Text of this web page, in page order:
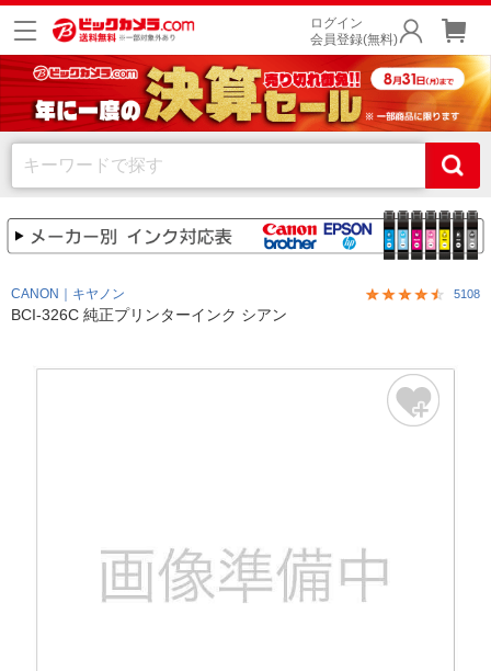
ログイン
会員登録(無料)
CANON｜キヤノン 5108
BCI-326C 純正プリンターインク シアン